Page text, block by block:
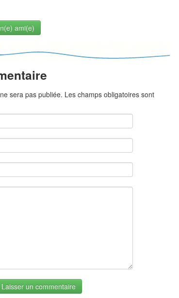
ami(e)
sera pas publiée. Les champs obligatoires sont